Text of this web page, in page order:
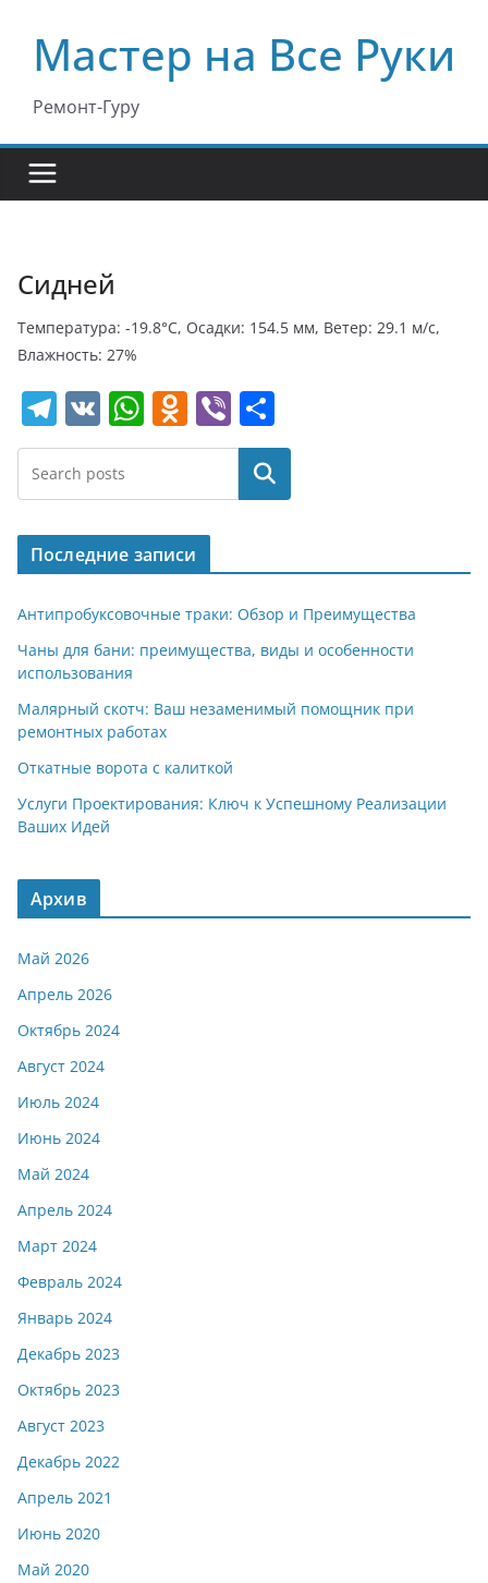
содержимому
Мастер на Все Руки
Ремонт-Гуру
Сидней
Температура: -19.8°C, Осадки: 154.5 мм, Ветер: 29.1 м/с,
Влажность: 27%
T
el
e
gr
a
m
V
K
W
h
s
A
p
p
O
d
o
kl
a
ss
ni
Vi
b
er
т
п
р
в
и
т
Поиск
Последние записи
Антипробуксовочные траки: Обзор и Преимущества
Чаны для бани: преимущества, виды и особенности
использования
Малярный скотч: Ваш незаменимый помощник при
ремонтных работах
Откатные ворота с калиткой
Услуги Проектирования: Ключ к Успешному Реализации
Ваших Идей
Архив
Май 2026
Апрель 2026
Октябрь 2024
Август 2024
Июль 2024
Июнь 2024
Май 2024
Апрель 2024
Март 2024
Февраль 2024
Январь 2024
Декабрь 2023
Октябрь 2023
Август 2023
Декабрь 2022
Апрель 2021
Июнь 2020
Май 2020